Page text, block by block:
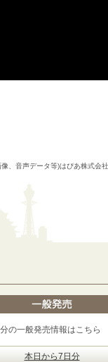
、音声データ等)はぴあ株式会
の一般発売情報はこちら
本日から7日分